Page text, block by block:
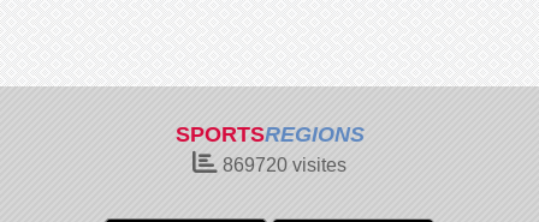
SPORTSREGIONS
869720 visites